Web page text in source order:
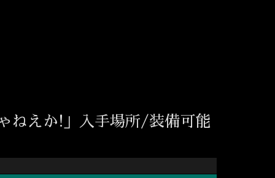
ねえか!」入手場所/装備可能